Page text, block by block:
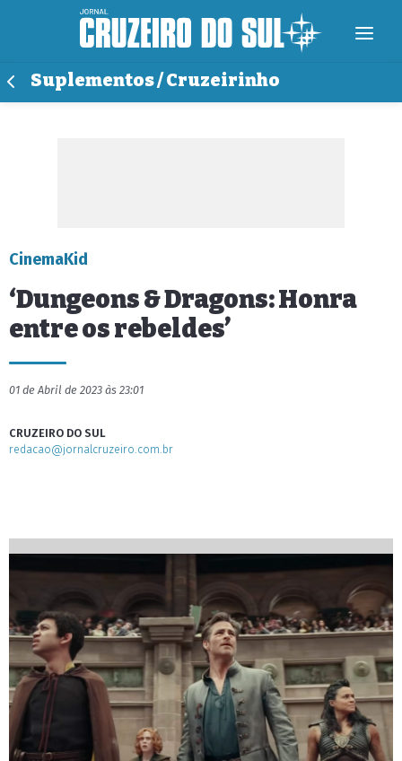
Suplementos / Cruzeirinho
CinemaKid
‘Dungeons & Dragons: Honra
entre os rebeldes’
01 de Abril de 2023 às 23:01
CRUZEIRO DO SUL
redacao@jornalcruzeiro.com.br